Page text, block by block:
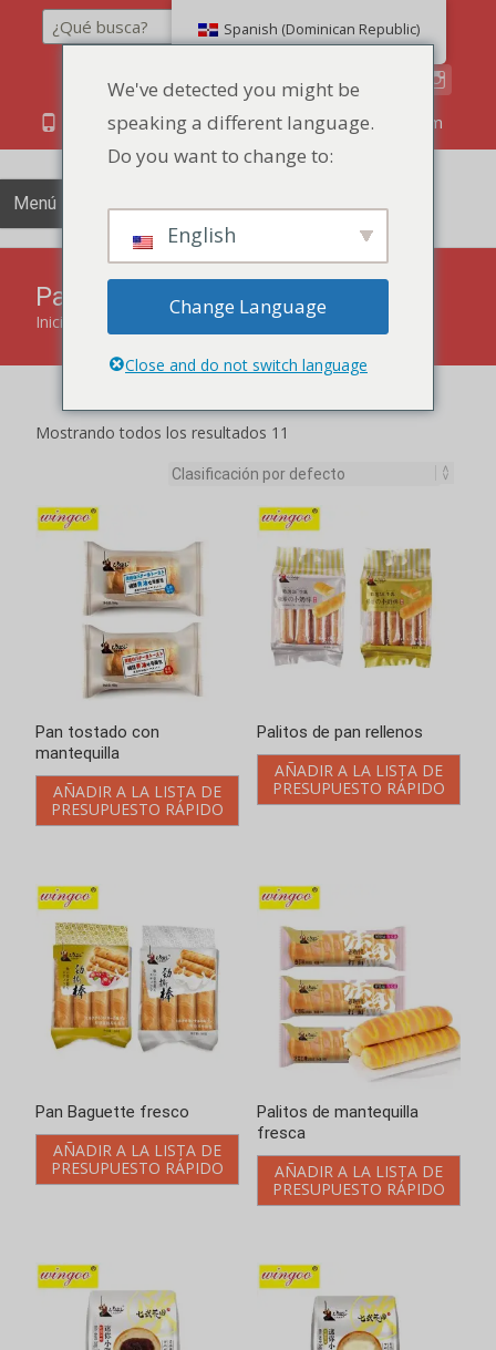
Buscar en
86 134 170 266 43 YettaDon@outlook.com
Menú
Pan fresco
Inicio
Mostrando todos los resultados 11
Pan tostado con
mantequilla
AÑADIR A LA LISTA DE
PRESUPUESTO RÁPIDO
Palitos de pan rellenos
AÑADIR A LA LISTA DE
PRESUPUESTO RÁPIDO
Pan Baguette fresco
AÑADIR A LA LISTA DE
PRESUPUESTO RÁPIDO
Palitos de mantequilla
fresca
AÑADIR A LA LISTA DE
PRESUPUESTO RÁPIDO
Spanish (Dominican Republic)
We've detected you might be
speaking a different language.
Do you want to change to:
English
Change Language
Close and do not switch language